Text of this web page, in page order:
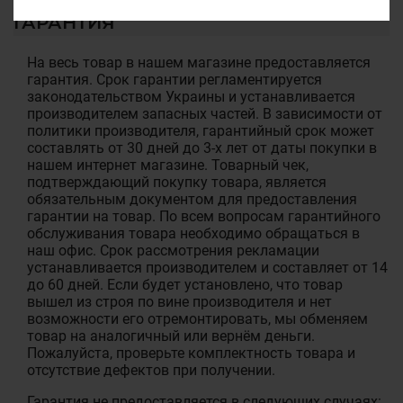
ГАРАНТИЯ
На весь товар в нашем магазине предоставляется
гарантия. Срок гарантии регламентируется
законодательством Украины и устанавливается
производителем запасных частей. В зависимости от
политики производителя, гарантийный срок может
составлять от 30 дней до 3-х лет от даты покупки в
нашем интернет магазине. Товарный чек,
подтверждающий покупку товара, является
обязательным документом для предоставления
гарантии на товар. По всем вопросам гарантийного
обслуживания товара необходимо обращаться в
наш офис. Срок рассмотрения рекламации
устанавливается производителем и составляет от 14
до 60 дней. Если будет установлено, что товар
вышел из строя по вине производителя и нет
возможности его отремонтировать, мы обменяем
товар на аналогичный или вернём деньги.
Пожалуйста, проверьте комплектность товара и
отсутствие дефектов при получении.